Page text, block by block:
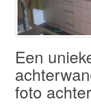
Een
foto